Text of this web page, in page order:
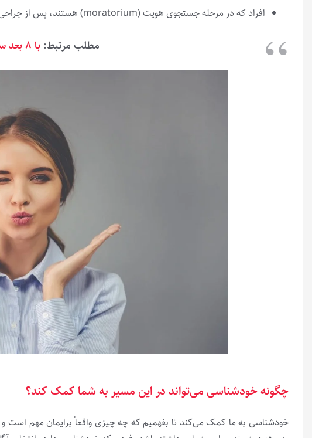
افراد که در مرحله جستجوی هویت (moratorium) هستند، پس از جراحی دچار کاهش عزت‌نفس می‌شوند.
مطلب مرتبط:با ۸ بعد سلامتی آشنا شوید
چگونه خودشناسی می‌تواند در این مسیر به شما کمک کند؟
خودشناسی به ما کمک می‌کند تا بفهمیم که چه چیزی واقعاً برایمان مهم است و